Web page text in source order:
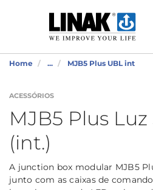
Home ... MJB5 Plus UBL int
ACESSÓRIOS
MJB5 Plus
(int.)
A junction box modular MJB5
junto com as caixas de